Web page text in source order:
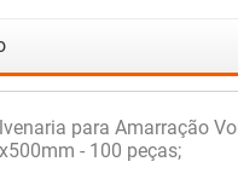
para Amarração
- 100 peças;